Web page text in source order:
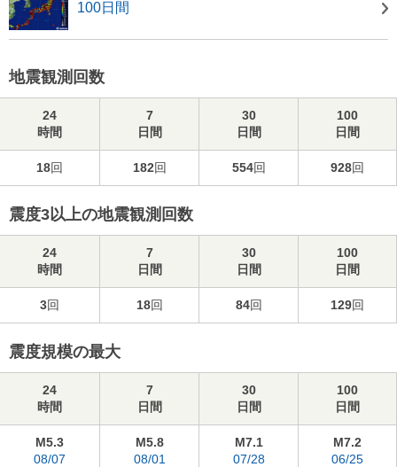
100日間
地震観測回数
24
時間
7
日間
30
日間
100
日間
18回 182回 554回 928回
震度3以上の地震観測回数
24
時間
7
日間
30
日間
100
日間
3回 18回 84回 129回
震度規模の最大
24
時間
7
日間
30
日間
100
日間
M5.3
08/07
M5.8
08/01
M7.1
07/28
M7.2
06/25